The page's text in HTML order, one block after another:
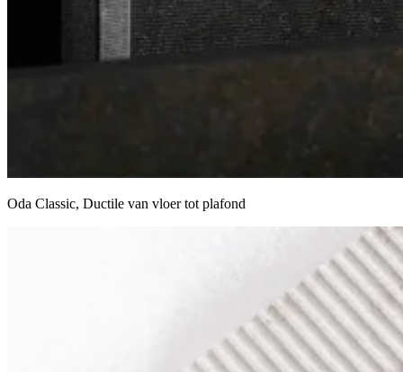
Oda Classic, Ductile van vloer tot plafond